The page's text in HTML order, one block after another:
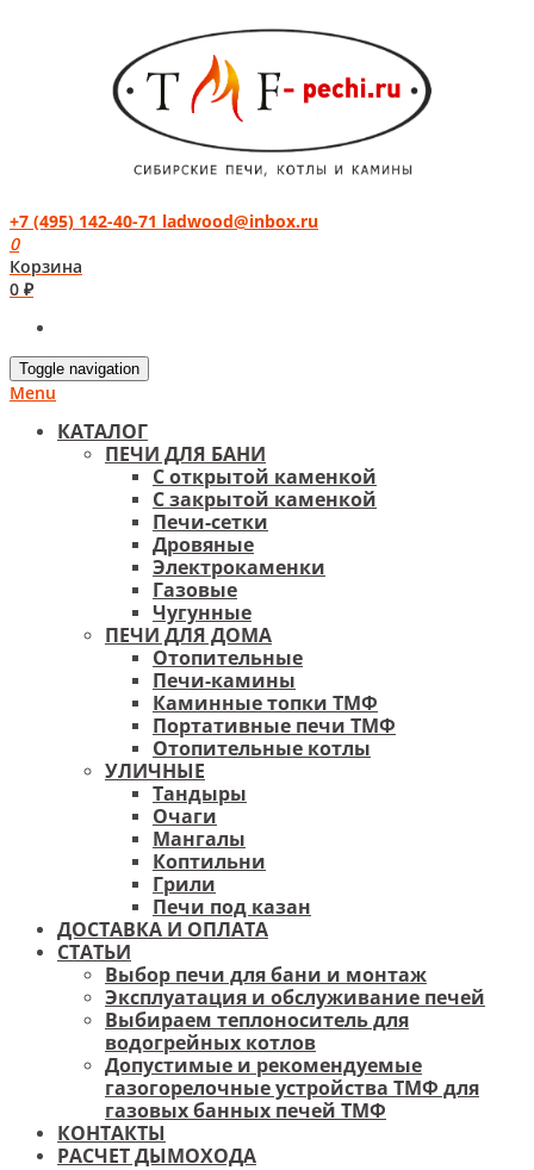
+7 (495) 142-40-71 ladwood@inbox.ru
0
Корзина
0 ₽
Toggle navigation
Menu
КАТАЛОГ
ПЕЧИ ДЛЯ БАНИ
С открытой каменкой
С закрытой каменкой
Печи-сетки
Дровяные
Электрокаменки
Газовые
Чугунные
ПЕЧИ ДЛЯ ДОМА
Отопительные
Печи-камины
Каминные топки ТМФ
Портативные печи ТМФ
Отопительные котлы
УЛИЧНЫЕ
Тандыры
Очаги
Мангалы
Коптильни
Грили
Печи под казан
ДОСТАВКА И ОПЛАТА
СТАТЬИ
Выбор печи для бани и монтаж
Эксплуатация и обслуживание печей
Выбираем теплоноситель для
водогрейных котлов
Допустимые и рекомендуемые
газогорелочные устройства ТМФ для
газовых банных печей ТМФ
КОНТАКТЫ
РАСЧЕТ ДЫМОХОДА